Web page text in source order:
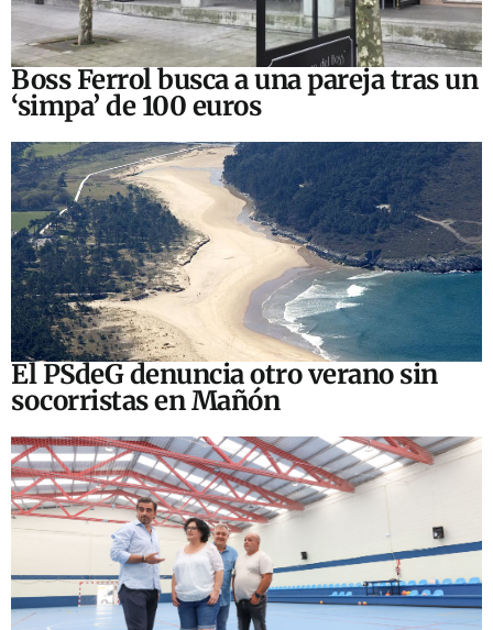
Boss Ferrol busca a una pareja tras un
‘simpa’ de 100 euros
El PSdeG denuncia otro verano sin
socorristas en Mañón